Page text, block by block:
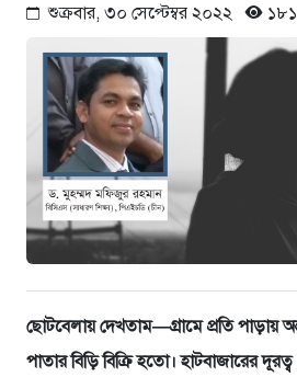
শুক্রবার, ৩০ সেপ্টেম্বর ২০২২
ছোটবেলায় দেখতাম—গ্রামে প্রতি পাড়ায়
পাতার বিড়ি বিক্রি হতো। হাটবাজারের